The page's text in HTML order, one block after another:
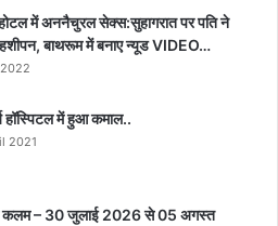
में अननैचुरल सेक्स:सुहागरात पर पति ने
बाथरूम में बनाए न्यूड VIDEO…
हॉस्पिटल में हुआ कमाल..
2021
कलम – 30 जुलाई 2026 से 05 अगस्त